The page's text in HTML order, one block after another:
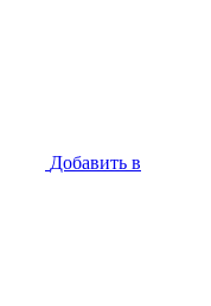
Добавить в